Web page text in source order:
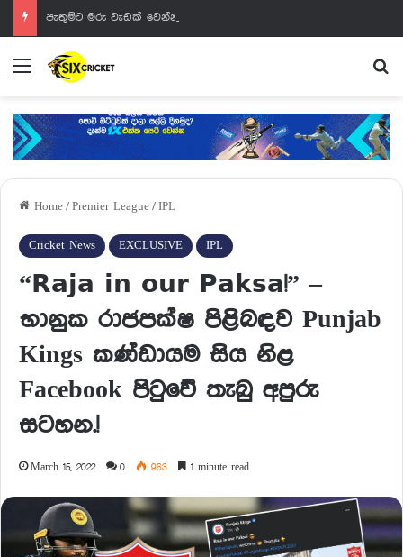
පැතුම්ට මරු වැඩක් වෙන්නයි යන්නේ
Menu
Home / Premier League / IPL
Cricket News EXCLUSIVE IPL
“𝗥𝗮𝗷𝗮 𝗶𝗻 𝗼𝘂𝗿 𝗣𝗮𝗸𝘀𝗮!” –
භානුක රාජපක්ෂ පිළිබඳව Punjab
Kings කණ්ඩායම සිය නිළ
Facebook පිටුවේ තැබු අපුරු
සටහන.!
March 15, 2022 0 963 1 minute read